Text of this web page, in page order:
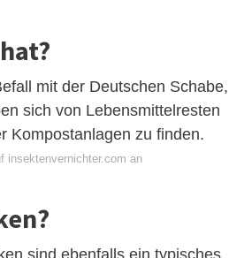
mit der Deutschen Schabe,
sich von Lebensmittelresten
Kompostanlagen zu finden.
insektenvernichter.com an
sind ebenfalls ein typisches